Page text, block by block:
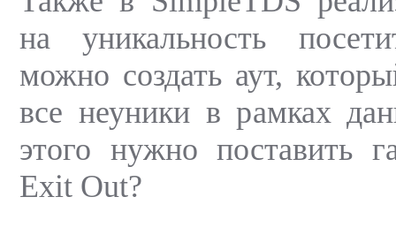
на уникальность
можно создать аут,
все неуники в рамках
этого нужно поставить
Exit Out?